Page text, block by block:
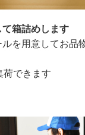
箱詰めします
ルを用意してお品
荷できます